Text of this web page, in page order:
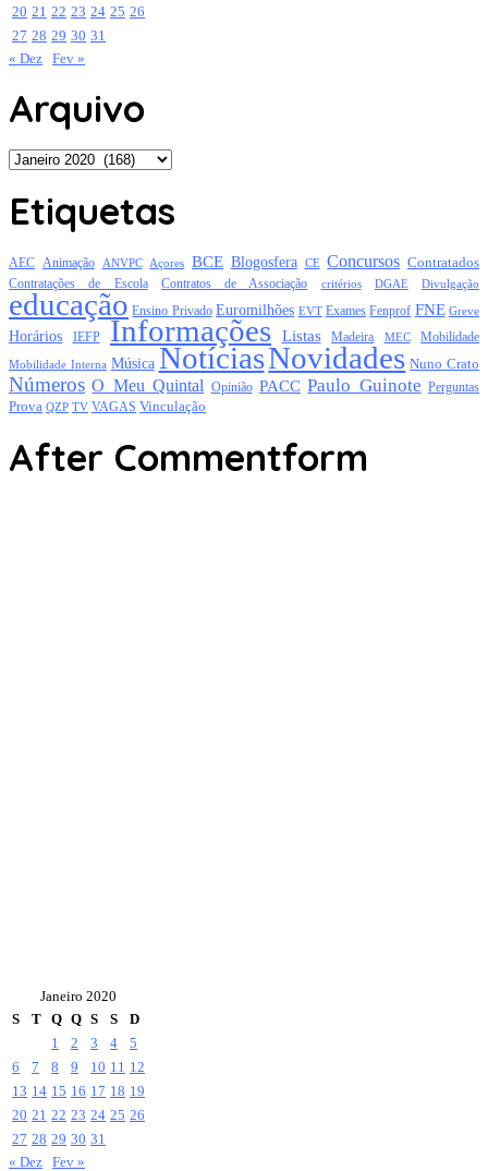
20 21 22 23 24 25 26
27 28 29 30 31
« Dez Fev »
Arquivo
Arquivo
Etiquetas
AEC Animação ANVPC Açores BCE Blogosfera CE Concursos Contratados
Contratações de Escola Contratos de Associação critérios DGAE Divulgação
educação Ensino Privado Euromilhões EVT Exames Fenprof FNE Greve
Horários IEFP Informações Listas Madeira MEC Mobilidade
Mobilidade Interna Música NotíciasNovidades Nuno Crato
Números O Meu Quintal Opinião PACC Paulo Guinote Perguntas
Prova QZP TV VAGAS Vinculação
After Commentform
Janeiro 2020
S
T Q Q S S
D
1
2 3 4
5
6
7 8 9 10 11 12
13 14 15 16 17 18 19
20 21 22 23 24 25 26
27 28 29 30 31
« Dez Fev »